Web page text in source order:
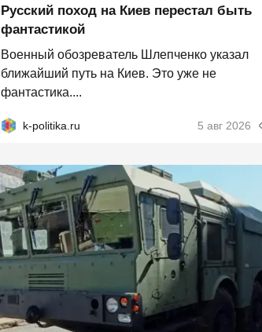
Русский поход на Киев перестал быть
фантастикой
Военный обозреватель Шлепченко указал
ближайший путь на Киев. Это уже не
фантастика....
k-politika.ru 5 авг 2026